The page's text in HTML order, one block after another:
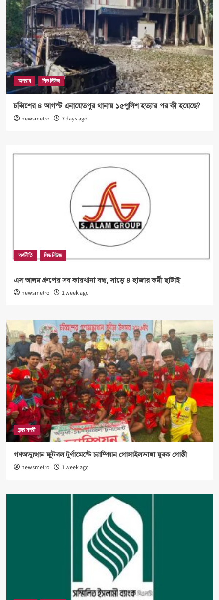
অপরাধ লিড নিউজ
চব্বিশের ৪ আগস্ট এনায়েতপুর থানায় ১৫পুলিশ হত্যার পর কী হয়েছে?
newsmetro 7 days ago
অর্থনীতি লিড নিউজ
এস আলম গ্রুপের সব কারখানা বন্ধ, সাড়ে ৪ হাজার কর্মী ছাটাই
newsmetro 1 week ago
বন্দর নগরী
গণঅভ্যুত্থান ফুটবল টুর্ণামেন্টে চ্যাম্পিয়ন গোসাইলডাঙ্গা যুবক গোষ্ঠী
newsmetro 1 week ago